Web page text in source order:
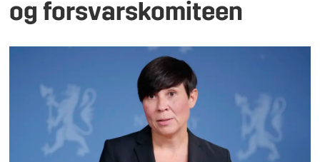
og forsvarskomiteen